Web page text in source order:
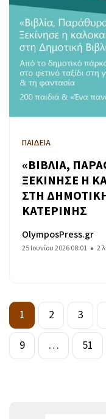
ΠΑΙΔΕΙΑ
«ΒΙΒΛΙΑ,
ΞΕΚΙΝΗΣΕ Η
ΣΤΗ
ΚΑΤΕΡΙΝΗΣ
OlymposPress.gr
25 Ιουνίου 2026 08:01 2
1 2 3
9
… 51